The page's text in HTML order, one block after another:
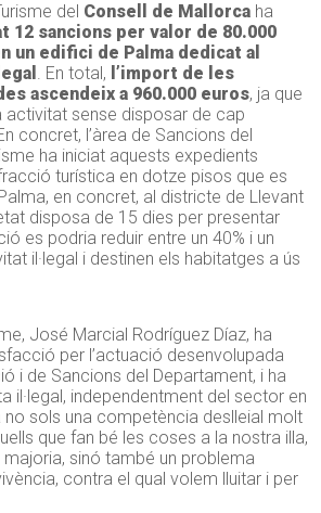
del Consell de Mallorca ha
12 sancions per valor de 80.000
un edifici de Palma dedicat al
. En total, l’import de les
ascendeix a 960.000 euros, ja que
activitat sense disposar de cap
concret, l’àrea de Sancions del
ha iniciat aquests expedients
turística en dotze pisos que es
en concret, al districte de Llevant
disposa de 15 dies per presentar
es podria reduir entre un 40% i un
il·legal i destinen els habitatges a ús
José Marcial Rodríguez Díaz, ha
per l’actuació desenvolupada
i de Sancions del Departament, i ha
il·legal, independentment del sector en
no sols una competència deslleial molt
que fan bé les coses a la nostra illa,
sinó també un problema
contra el qual volem lluitar i per